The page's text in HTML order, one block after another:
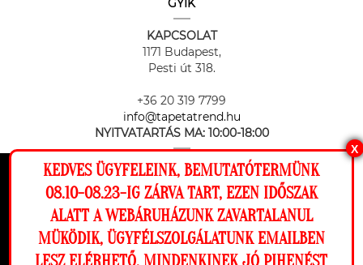
Ez a weboldal cookie-kat használ, hogy a
lehető legjobb élményt nyújtsa honlapunkon.
Beállítások
GYIK
KAPCSOLAT
1171 Budapest,
Pesti út 318.
+36 20 319 7799
info@tapetatrend.hu
NYITVATARTÁS MA: 10:00-18:00
Az online fizetést a Barion Payment Zrt. biztosítja, MNB engedély
száma: H-EN-I-1064/2013
X
KEDVES ÜGYFELEINK, BEMUTATÓTERMÜNK
08.10-08.23-IG ZÁRVA TART, EZEN IDŐSZAK
ALATT A WEBÁRUHÁZUNK ZAVARTALANUL
MÜKÖDIK, ÜGYFÉLSZOLGÁLATUNK EMAILBEN